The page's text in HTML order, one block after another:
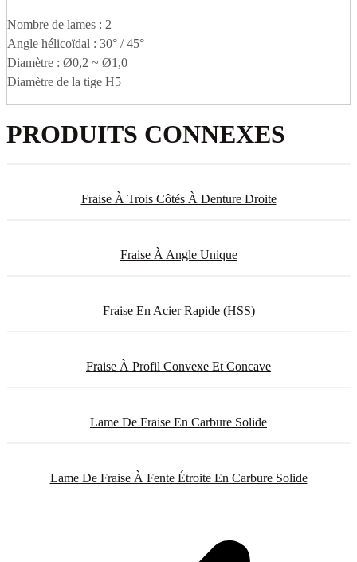
Nombre de lames : 2
Angle hélicoïdal : 30° / 45°
Diamètre : Ø0,2 ~ Ø1,0
Diamètre de la tige H5
PRODUITS CONNEXES
Fraise À Trois Côtés À Denture Droite
Fraise À Angle Unique
Fraise En Acier Rapide (HSS)
Fraise À Profil Convexe Et Concave
Lame De Fraise En Carbure Solide
Lame De Fraise À Fente Étroite En Carbure Solide